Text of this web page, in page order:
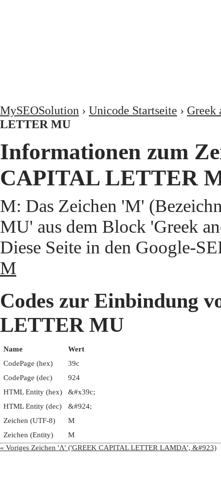
MySEOSolution › Unicode Startseite › Greek
LETTER MU
Informationen zum
CAPITAL LETTER
Μ: Das Zeichen 'Μ'
MU' aus dem Block 'Greek
Diese Seite in den Google-
Μ
Codes zur Einbindung
LETTER MU
Name
Wert
CodePage (hex)
39c
CodePage (dec)
924
HTML Entity (hex)
&#x39c;
HTML Entity (dec)
&#924;
Zeichen (UTF-8)
Μ
Zeichen (Entity)
Μ
« Voriges Zeichen 'Λ' ('GREEK CAPITAL LETTER LAMDA', &#923)